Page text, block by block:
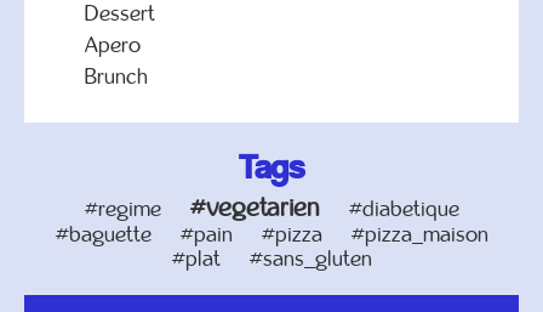
Dessert
Apero
Brunch
Tags
#regime #vegetarien
#diabetique
#baguette
#pain #pizza
#pizza_maison
#plat
#sans_gluten